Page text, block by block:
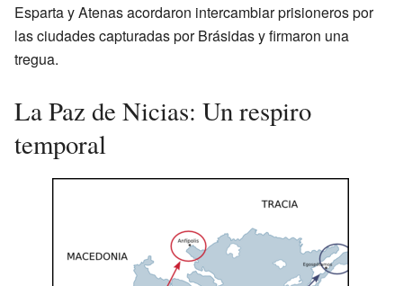
Esparta y Atenas acordaron intercambiar prisioneros por
las ciudades capturadas por Brásidas y firmaron una
tregua.
La Paz de Nicias: Un respiro
temporal